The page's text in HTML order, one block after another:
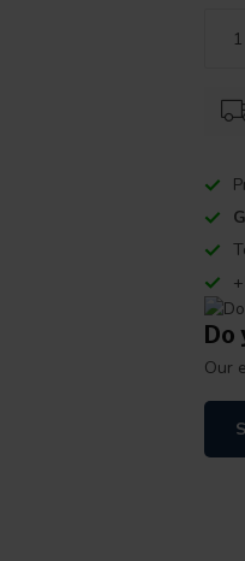
Do
Our